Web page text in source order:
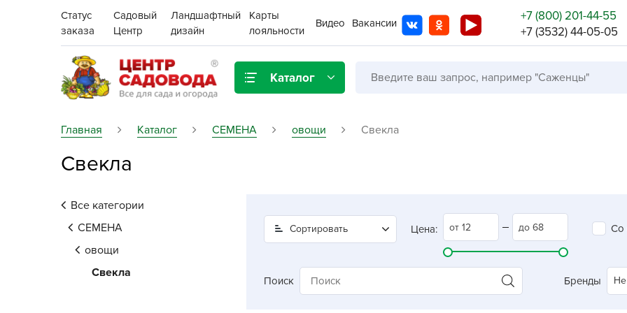
Статус
заказа
Садовый
Центр
Ландшафтный
дизайн
Карты
лояльности
Видео Вакансии
+7 (800) 201-44-55
+7 (3532) 44-05-05
Каталог
Газонная трава
Грунты, дренаж, мульча
Ёмкости для рассады и
растений,
проращиватели
Бренды
Главная Каталог СЕМЕНА овощи Свекла
Свекла
Все категории
СЕМЕНА
овощи
Свекла
Сортировать Цена: Со
Поиск Бренды